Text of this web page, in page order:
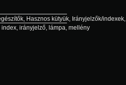
, Hasznos kütyük, Irányjelzők/indexek,
index, irányjelző, lámpa, mellény